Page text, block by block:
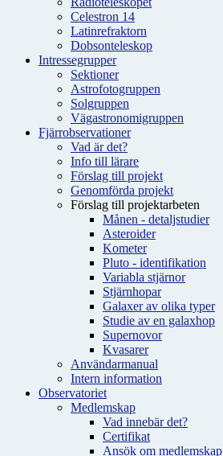
Celestron 14
Latinrefraktorn
Dobsonteleskop
Intressegrupper
Sektioner
Astrofotogruppen
Solgruppen
Vägastronomigruppen
Fjärrobservationer
Vad är det?
Info till lärare
Förslag till projekt
Genomförda projekt
Förslag till projektarbeten
Månen - detaljstudier
Asteroider
Kometer
Pluto - identifikation
Variabla stjärnor
Stjärnhopar
Galaxer av olika typer
Studie av en galaxhop
Supernovor
Kvasarer
Användarmanual
Intern information
Observatoriet
Medlemskap
Vad innebär det?
Certifikat
Ansök om medlemskap